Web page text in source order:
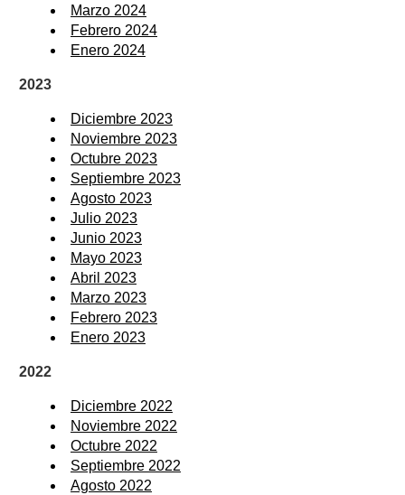
Marzo 2024
Febrero 2024
Enero 2024
2023
Diciembre 2023
Noviembre 2023
Octubre 2023
Septiembre 2023
Agosto 2023
Julio 2023
Junio 2023
Mayo 2023
Abril 2023
Marzo 2023
Febrero 2023
Enero 2023
2022
Diciembre 2022
Noviembre 2022
Octubre 2022
Septiembre 2022
Agosto 2022